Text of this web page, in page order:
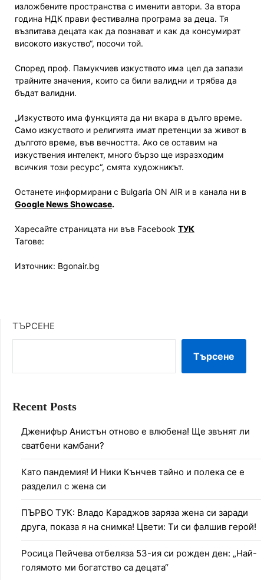
изложбените пространства с именити автори. За втора
година НДК прави фестивална програма за деца. Тя
възпитава децата как да познават и как да консумират
високото изкуство“, посочи той.
Според проф. Памукчиев изкуството има цел да запази
трайните значения, които са били валидни и трябва да
бъдат валидни.
„Изкуството има функцията да ни вкара в дълго време.
Само изкуството и религията имат претенции за живот в
дългото време, във вечността. Ако се оставим на
изкуствения интелект, много бързо ще изразходим
всичкия този ресурс“, смята художникът.
Останете информирани с Bulgaria ON AIR и в канала ни в
Google News Showcase.
Харесайте страницата ни във Facebook ТУК
Тагове:
Източник: Bgonair.bg
ТЪРСЕНЕ
Търсене
Recent Posts
Дженифър Анистън отново е влюбена! Ще звънят ли
сватбени камбани?
Като пандемия! И Ники Кънчев тайно и полека се е
разделил с жена си
ПЪРВО ТУК: Владо Караджов заряза жена си заради
друга, показа я на снимка! Цвети: Ти си фалшив герой!
Росица Пейчева отбеляза 53-ия си рожден ден: „Най-
голямото ми богатство са децата“